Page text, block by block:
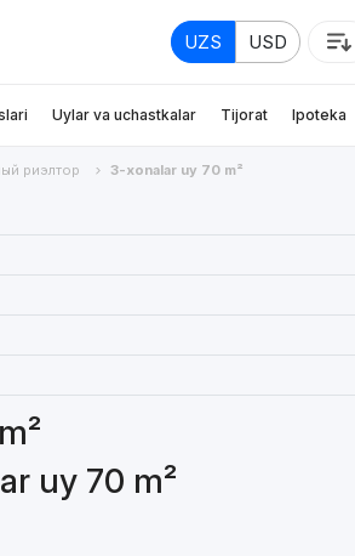
UZS USD
Uylar va uchastkalar Tijorat Ipoteka
риэлтор 3-xonalar uy 70 m²
uy 70 m²